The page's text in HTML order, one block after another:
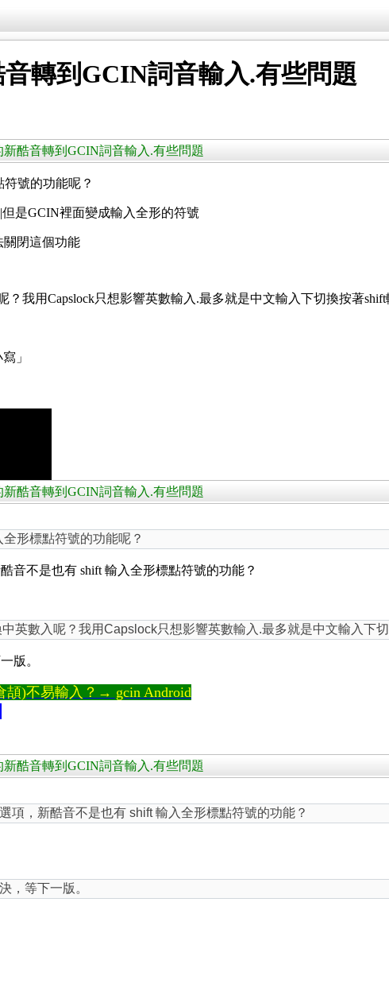
轉到GCIN詞音輸入.有些問題
新酷音轉到GCIN詞音輸入.有些問題
號的功能呢？
是GCIN裡面變成輸入全形的符號
關閉這個功能
？我用Capslock只想影響英數輸入.最多就是中文輸入下切換按著
」
新酷音轉到GCIN詞音輸入.有些問題
形標點符號的功能呢？
音不是也有 shift 輸入全形標點符號的功能？
英數入呢？我用Capslock只想影響英數輸入.最多就是中文輸入下
版。
頡)不易輸入？→ gcin Android
新酷音轉到GCIN詞音輸入.有些問題
項，新酷音不是也有 shift 輸入全形標點符號的功能？
，等下一版。